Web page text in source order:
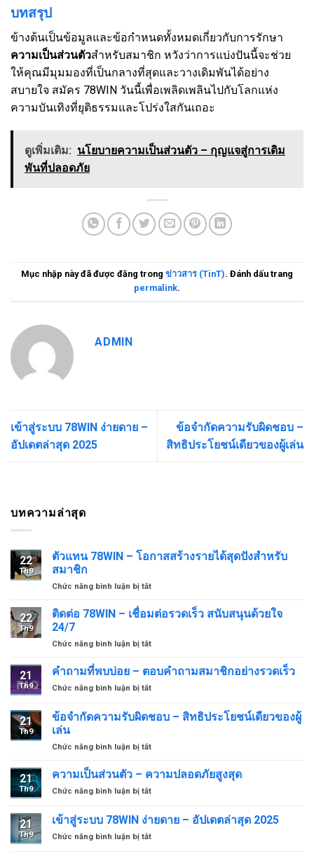
บทสรุป
ข้างต้นเป็นข้อมูลและข้อกำหนดทั้งหมดเกี่ยวกับการรักษา
ความเป็นส่วนตัวสำหรับสมาชิก หวังว่าการแบ่งปันนี้จะช่วย
ให้คุณมีมุมมองที่เป็นกลางที่สุดและวางเดิมพันได้อย่าง
สบายใจ สมัคร 78WIN วันนี้เพื่อเพลิดเพลินไปกับโลกแห่ง
ความบันเทิงที่ยุติธรรมและโปร่งใสกันเถอะ
ดูเพิ่มเติม: นโยบายความเป็นส่วนตัว – กุญแจสู่การเดิม
พันที่ปลอดภัย
Mục nhập này đã được đăng trong ข่าวสาร (TinT). Đánh dấu trang
permalink.
ADMIN
เข้าสู่ระบบ 78WIN ง่ายดาย –
อัปเดตล่าสุด 2025
ข้อจำกัดความรับผิดชอบ –
สิทธิประโยชน์เดียวของผู้เล่น
บทความล่าสุด
22
Th9
ตัวแทน 78WIN – โอกาสสร้างรายได้สุดปังสำหรับ
สมาชิก
Chức năng bình luận bị tắtở
78WIN
สร้าง
ได้
ปัง
สมาชิก
22
Th9
ติดต่อ 78WIN – เชื่อมต่อรวดเร็ว สนับสนุนด้วยใจ
24/7
Chức năng bình luận bị tắtở
78WIN
เชื่อม
รวดเร็ว
ใจ
21
Th9
คำถามที่พบบ่อย – ตอบคำถามสมาชิกอย่างรวดเร็ว
Chức năng bình luận bị tắtở
พบ
–
คำถาม
อย่าง
21
Th9
ข้อจำกัดความรับผิดชอบ – สิทธิประโยชน์เดียวของผู้
เล่น
Chức năng bình luận bị tắtở
จำกัด
รับ
ชอบ
สิทธิ
21
Th9
ความเป็นส่วนตัว – ความปลอดภัยสูงสุด
Chức năng bình luận bị tắtở
ส่วน
ตัว
21
Th9
เข้าสู่ระบบ 78WIN ง่ายดาย – อัปเดตล่าสุด 2025
Chức năng bình luận bị tắtở